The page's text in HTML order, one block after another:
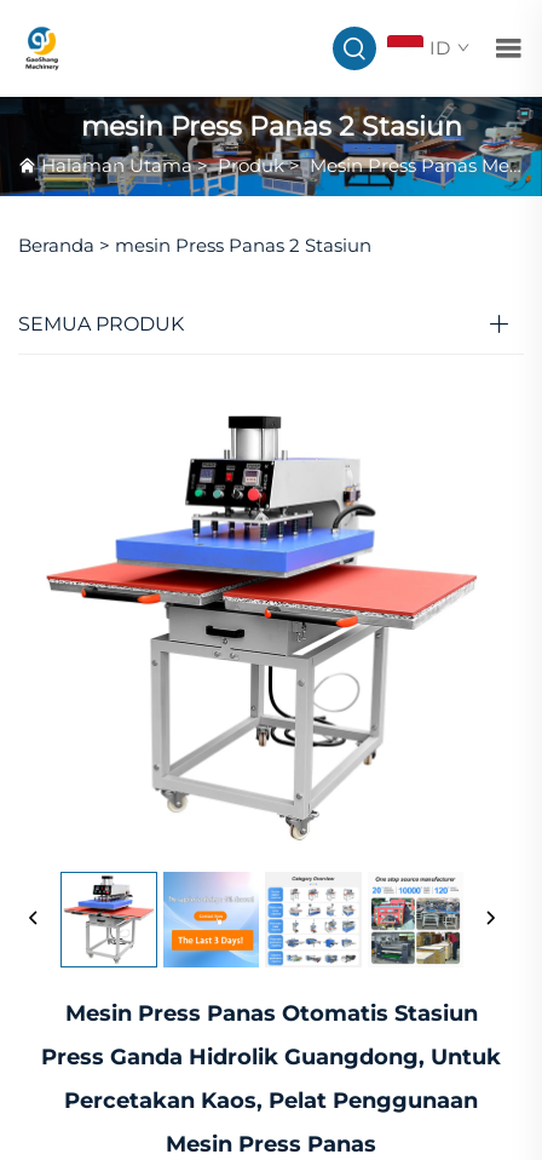
ID
mesin Press Panas 2 Stasiun
Halaman Utama>Produk>Mesin Press Panas Meja Datar
Beranda > mesin Press Panas 2 Stasiun
SEMUA PRODUK
Mesin Press Panas Otomatis Stasiun
Press Ganda Hidrolik Guangdong, Untuk
Percetakan Kaos, Pelat Penggunaan
Mesin Press Panas